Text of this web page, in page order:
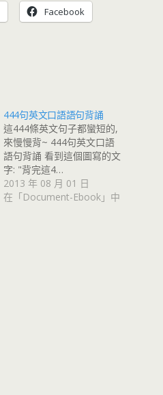
Facebook
444句英文口語語句背誦
這444條英文句子都蠻短的,
來慢慢背~ 444句英文口語
語句背誦 看到這個圖寫的文
字: "背完這4…
2013 年 08 月 01 日
在「Document-Ebook」中